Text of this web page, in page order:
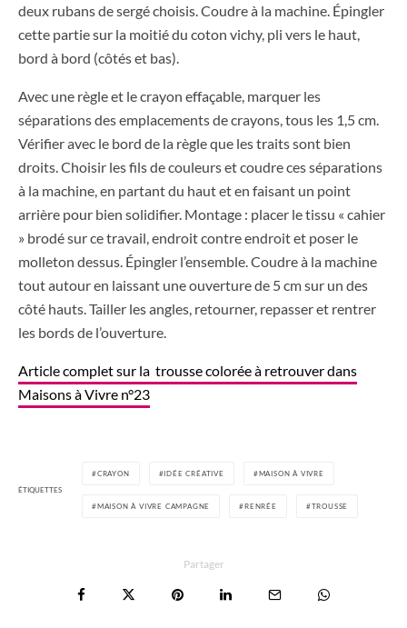
deux rubans de sergé choisis. Coudre à la machine. Épingler
cette partie sur la moitié du coton vichy, pli vers le haut,
bord à bord (côtés et bas).
Avec une règle et le crayon effaçable, marquer les
séparations des emplacements de crayons, tous les 1,5 cm.
Vérifier avec le bord de la règle que les traits sont bien
droits. Choisir les fils de couleurs et coudre ces séparations
à la machine, en partant du haut et en faisant un point
arrière pour bien solidifier. Montage : placer le tissu « cahier
» brodé sur ce travail, endroit contre endroit et poser le
molleton dessus. Épingler l’ensemble. Coudre à la machine
tout autour en laissant une ouverture de 5 cm sur un des
côté hauts. Tailler les angles, retourner, repasser et rentrer
les bords de l’ouverture.
Article complet sur la trousse colorée à retrouver dans
Maisons à Vivre n°23
ÉTIQUETTES
CRAYON IDÉE CRÉATIVE MAISON À VIVRE
MAISON À VIVRE CAMPAGNE RENRÉE TROUSSE
Partager